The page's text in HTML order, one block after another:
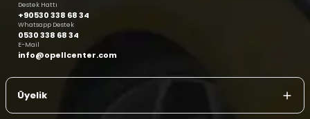
Destek Hattı
+90530 338 68 34
Whatsapp Destek
0530 338 68 34
E-Mail
info@opellcenter.com
Üyelik